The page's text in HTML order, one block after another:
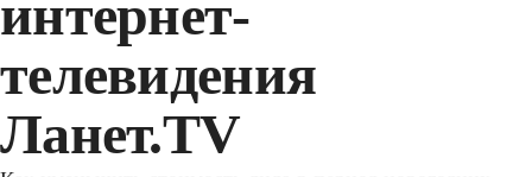
интернет-
телевидения
Ланет.TV